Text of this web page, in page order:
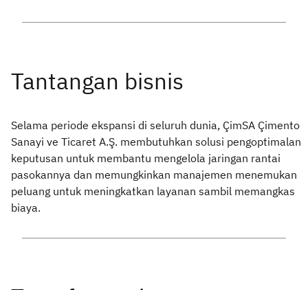
Selama periode ekspansi di seluruh dunia, ÇimSA Çimento
Sanayi ve Ticaret A.Ş. membutuhkan solusi pengoptimalan
keputusan untuk membantu mengelola jaringan rantai
pasokannya dan memungkinkan manajemen menemukan
peluang untuk meningkatkan layanan sambil memangkas
biaya.